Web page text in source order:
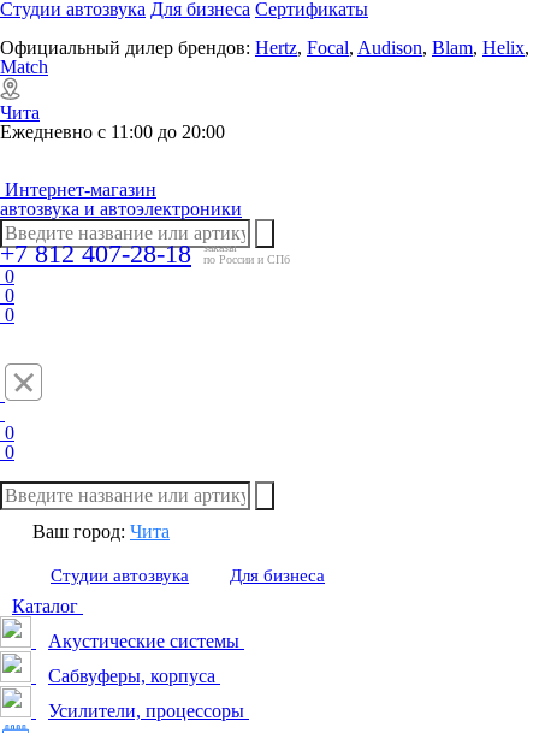
Студии автозвука Для бизнеса Сертификаты
Официальный дилер брендов: Hertz, Focal, Audison, Blam, Helix,
Match
Чита
Ежедневно с 11:00 до 20:00
Интернет-магазин
автозвука и автоэлектроники
+7 812 407-28-18
заказы
по России и СПб
0
0
0
0
0
Ваш город: Чита
Студии автозвука Для бизнеса
Каталог
Акустические системы
Сабвуферы, корпуса
Усилители, процессоры